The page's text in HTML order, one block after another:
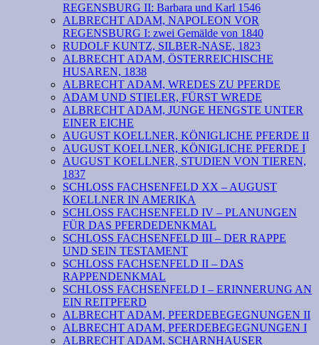
REGENSBURG II: Barbara und Karl 1546
ALBRECHT ADAM, NAPOLEON VOR
REGENSBURG I: zwei Gemälde von 1840
RUDOLF KUNTZ, SILBER-NASE, 1823
ALBRECHT ADAM, ÖSTERREICHISCHE
HUSAREN, 1838
ALBRECHT ADAM, WREDES ZU PFERDE
ADAM UND STIELER, FÜRST WREDE
ALBRECHT ADAM, JUNGE HENGSTE UNTER
EINER EICHE
AUGUST KOELLNER, KÖNIGLICHE PFERDE II
AUGUST KOELLNER, KÖNIGLICHE PFERDE I
AUGUST KOELLNER, STUDIEN VON TIEREN,
1837
SCHLOSS FACHSENFELD XX – AUGUST
KOELLNER IN AMERIKA
SCHLOSS FACHSENFELD IV – PLANUNGEN
FÜR DAS PFERDEDENKMAL
SCHLOSS FACHSENFELD III – DER RAPPE
UND SEIN TESTAMENT
SCHLOSS FACHSENFELD II – DAS
RAPPENDENKMAL
SCHLOSS FACHSENFELD I – ERINNERUNG AN
EIN REITPFERD
ALBRECHT ADAM, PFERDEBEGEGNUNGEN II
ALBRECHT ADAM, PFERDEBEGEGNUNGEN I
ALBRECHT ADAM, SCHARNHAUSER